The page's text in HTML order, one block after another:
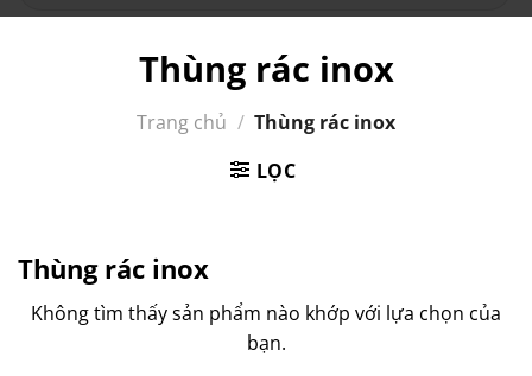
Thùng rác inox
Trang chủ / Thùng rác inox
LỌC
Thùng rác inox
Không tìm thấy sản phẩm nào khớp với lựa chọn của
bạn.